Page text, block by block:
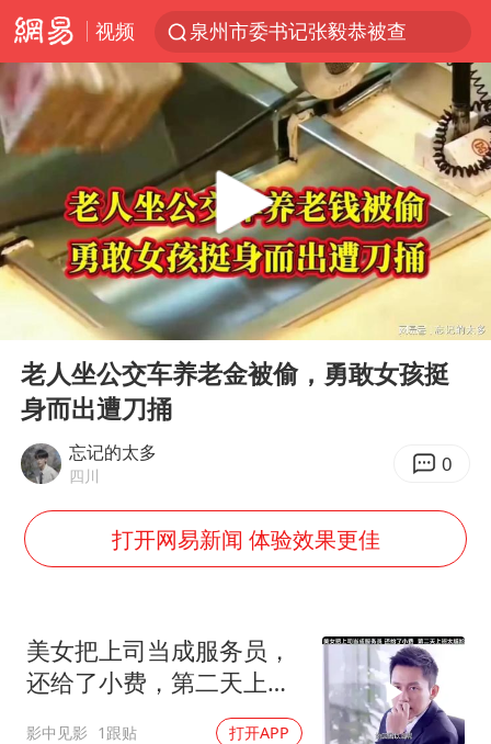
视频
泉州市委书记张毅恭被查
台风白海豚已进入24小时警戒线
上海：台风白海豚或将带来龙卷风
国乒男单横滨冠军赛全军覆没
四川宜宾高县4.9级地震致1死
38岁演员求职万岁山NPC成功
秋天的第一杯奶茶到底有多火
美股存储板块集体大跌
中巨芯：上半年归母净利润1405.77万元
百花奖开幕式
胡彦斌韩磊 谁帮谁
夯实基础开新局
Play
00:00
老人坐公交车养老金被偷，勇敢女孩挺
身而出遭刀捅
忘记的太多
四川 0
打开网易新闻 体验效果更佳
美女把上司当成服务员，
还给了小费，第二天上班
影中见影 1跟贴 打开APP